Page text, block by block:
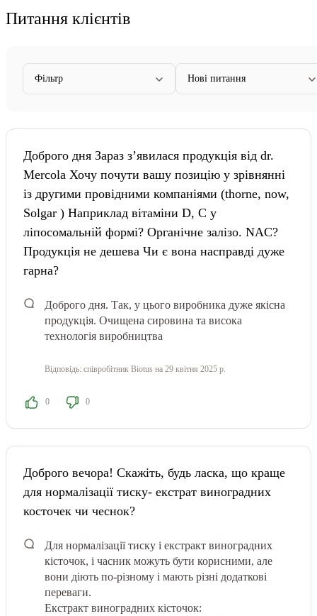
Питання клієнтів
Фільтр Нові питання
Доброго дня Зараз зʼявилася продукція від dr.
Mercola Хочу почути вашу позицію у зрівнянні
із другими провідними компаніями (thorne, now,
Solgar ) Наприклад вітаміни D, C у
ліпосомальній формі? Органічне залізо. NAC?
Продукція не дешева Чи є вона насправді дуже
гарна?
Доброго дня. Так, у цього виробника дуже якісна
продукція. Очищена сировина та висока
технологія виробництва
Відповідь: співробітник Biotus на 29 квітня 2025 р.
0 0
Доброго вечора! Скажіть, будь ласка, що краще
для нормалізації тиску- екстрат виноградних
косточек чи чеснок?
Для нормалізації тиску і екстракт виноградних
кісточок, і часник можуть бути корисними, але
вони діють по-різному і мають різні додаткові
переваги.
Екстракт виноградних кісточок: